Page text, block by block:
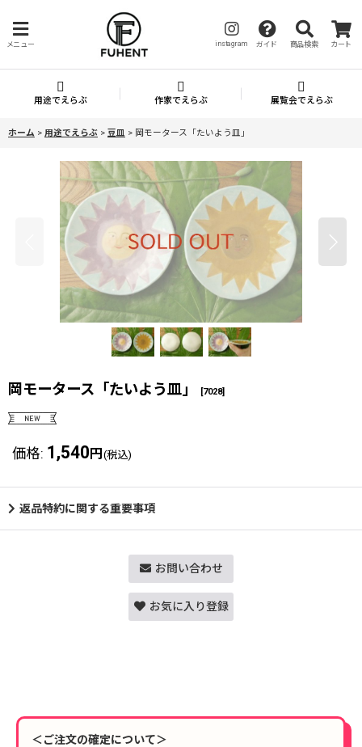
メニュー instagram ガイド 商品検索 カート
用途でえらぶ 作家でえらぶ 展覧会でえらぶ
ホーム > 用途でえらぶ > 豆皿 > 岡モータース「たいよう皿」
岡モータース「たいよう皿」 [7028]
価格: 1,540 円 (税込)
返品特約に関する重要事項
お問い合わせ
お気に入り登録
＜ご注文の確定について＞